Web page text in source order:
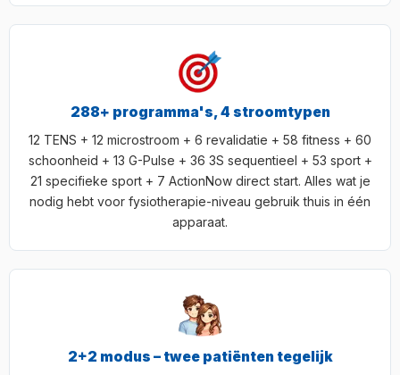
288+ programma's, 4 stroomtypen
12 TENS + 12 microstroom + 6 revalidatie + 58 fitness + 60
schoonheid + 13 G-Pulse + 36 3S sequentieel + 53 sport +
21 specifieke sport + 7 ActionNow direct start. Alles wat je
nodig hebt voor fysiotherapie-niveau gebruik thuis in één
apparaat.
2+2 modus – twee patiënten tegelijk